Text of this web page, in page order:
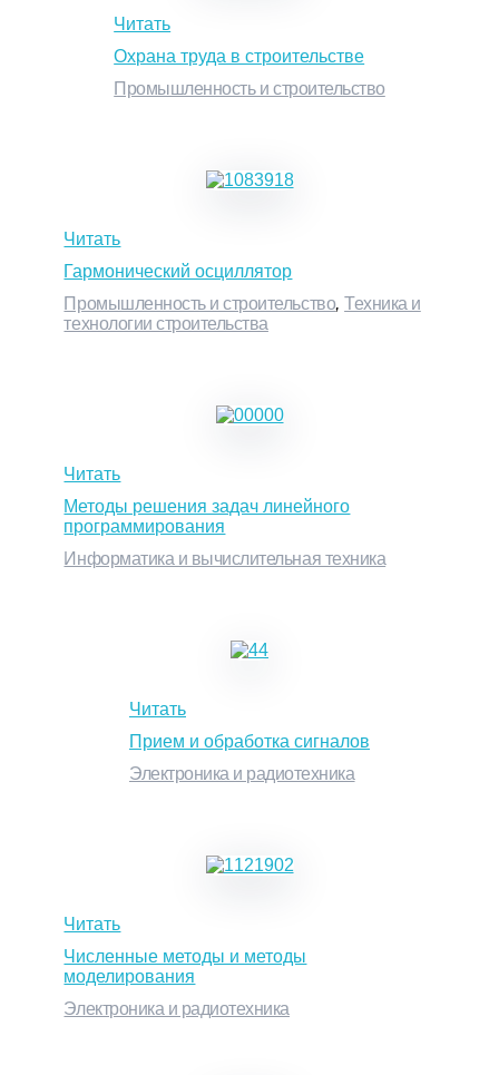
Охрана труда в строительстве
Промышленность и строительство
Читать
Гармонический осциллятор
Промышленность и строительство,Техника и
технологии строительства
Читать
Методы решения задач линейного
программирования
Информатика и вычислительная техника
Читать
Прием и обработка сигналов
Электроника и радиотехника
Читать
Численные методы и методы
моделирования
Электроника и радиотехника
Читать